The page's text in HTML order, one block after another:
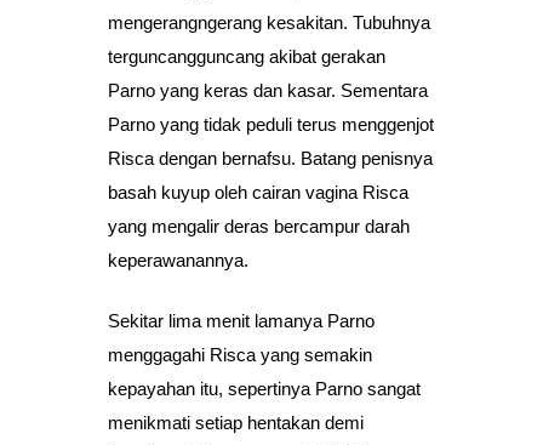
mengerangngerang kesakitan. Tubuhnya
terguncangguncang akibat gerakan
Parno yang keras dan kasar. Sementara
Parno yang tidak peduli terus menggenjot
Risca dengan bernafsu. Batang penisnya
basah kuyup oleh cairan vagina Risca
yang mengalir deras bercampur darah
keperawanannya.
Sekitar lima menit lamanya Parno
menggagahi Risca yang semakin
kepayahan itu, sepertinya Parno sangat
menikmati setiap hentakan demi